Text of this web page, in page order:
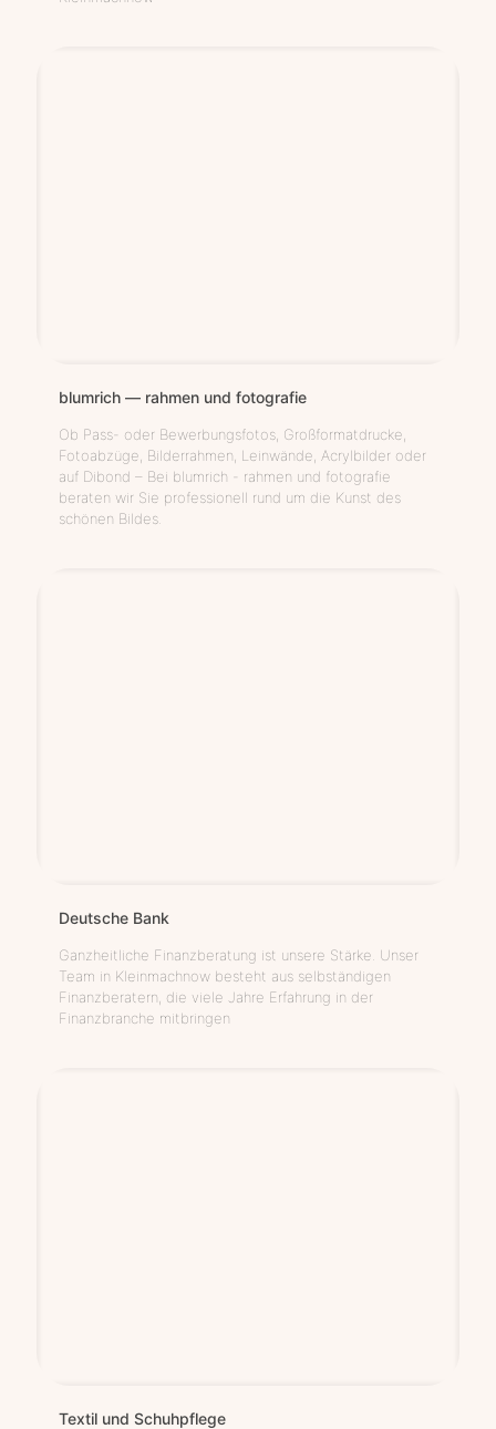
blum­rich — rah­men und fotografie
Ob Pass- oder Bewerbungsfotos, Großformatdrucke,
Fotoabzüge, Bilderrahmen, Leinwände, Acrylbilder oder
auf Dibond – Bei blumrich - rahmen und fotografie
beraten wir Sie professionell rund um die Kunst des
schönen Bildes.
Deut­sche Bank
Ganzheitliche Finanzberatung ist unsere Stärke. Unser
Team in Kleinmachnow besteht aus selbständigen
Finanzberatern, die viele Jahre Erfahrung in der
Finanzbranche mitbringen
Tex­til und Schuhpflege